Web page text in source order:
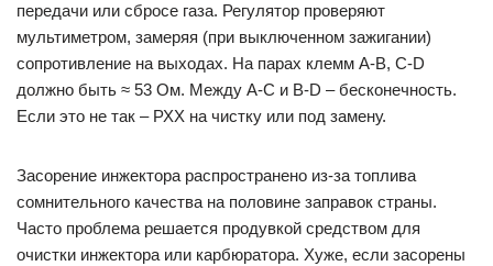
передачи или сбросе газа. Регулятор проверяют
мультиметром, замеряя (при выключенном зажигании)
сопротивление на выходах. На парах клемм A-B, C-D
должно быть ≈ 53 Ом. Между A-C и B-D – бесконечность.
Если это не так – РХХ на чистку или под замену.
Засорение инжектора распространено из-за топлива
сомнительного качества на половине заправок страны.
Часто проблема решается продувкой средством для
очистки инжектора или карбюратора. Хуже, если засорены